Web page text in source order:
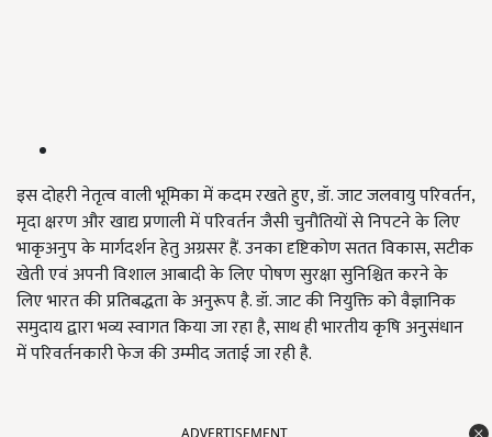
इस दोहरी नेतृत्व वाली भूमिका में कदम रखते हुए, डॉ. जाट जलवायु परिवर्तन,
मृदा क्षरण और खाद्य प्रणाली में परिवर्तन जैसी चुनौतियों से निपटने के लिए
भाकृअनुप के मार्गदर्शन हेतु अग्रसर हैं. उनका दृष्टिकोण सतत विकास, सटीक
खेती एवं अपनी विशाल आबादी के लिए पोषण सुरक्षा सुनिश्चित करने के
लिए भारत की प्रतिबद्धता के अनुरूप है. डॉ. जाट की नियुक्ति को वैज्ञानिक
समुदाय द्वारा भव्य स्वागत किया जा रहा है, साथ ही भारतीय कृषि अनुसंधान
में परिवर्तनकारी फेज की उम्मीद जताई जा रही है.
ADVERTISEMENT